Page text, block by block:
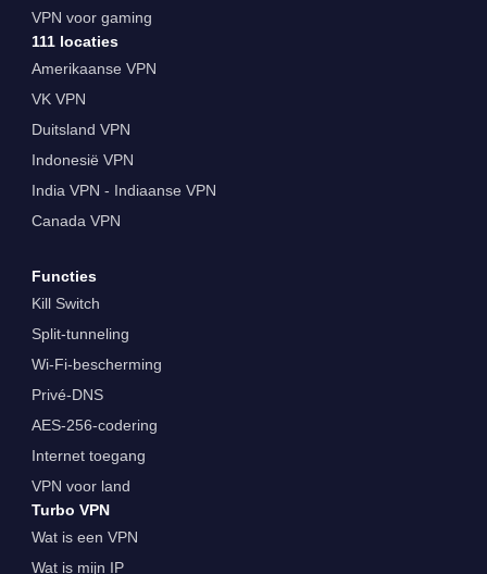
VPN voor gaming
111 locaties
Amerikaanse VPN
VK VPN
Duitsland VPN
Indonesië VPN
India VPN - Indiaanse VPN
Canada VPN
Functies
Kill Switch
Split-tunneling
Wi-Fi-bescherming
Privé-DNS
AES-256-codering
Internet toegang
VPN voor land
Turbo VPN
Wat is een VPN
Wat is mijn IP